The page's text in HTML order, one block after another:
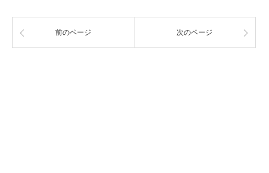
前のページ 次のページ